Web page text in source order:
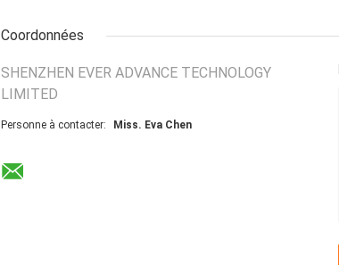
Coordonnées
SHENZHEN EVER ADVANCE TECHNOLOGY
LIMITED
Personne à contacter: Miss. Eva Chen